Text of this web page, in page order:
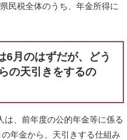
民税全体のうち、年金所得に
6月のはずだが、どう
の天引きをするの
、前年度の公的年金等に係る
年金から、天引きする仕組み